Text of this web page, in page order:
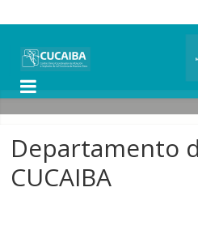
Departamento
CUCAIBA